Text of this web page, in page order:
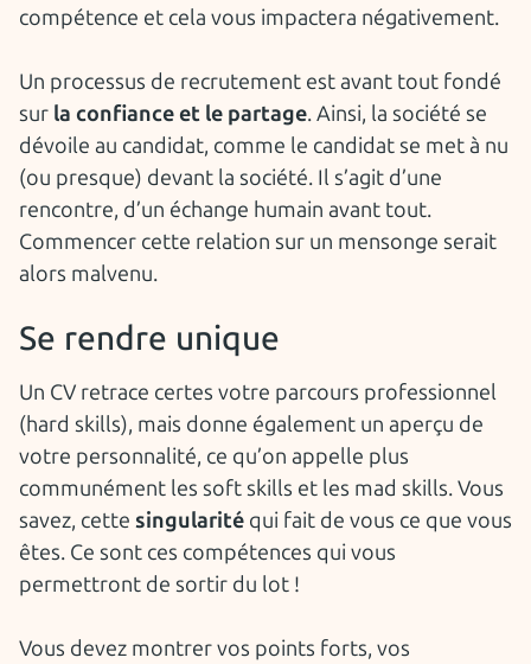
compétence et cela vous impactera négativement.
Un processus de recrutement est avant tout fondé
sur la confiance et le partage. Ainsi, la société se
dévoile au candidat, comme le candidat se met à nu
(ou presque) devant la société. Il s’agit d’une
rencontre, d’un échange humain avant tout.
Commencer cette relation sur un mensonge serait
alors malvenu.
Se rendre unique
Un CV retrace certes votre parcours professionnel
(hard skills), mais donne également un aperçu de
votre personnalité, ce qu’on appelle plus
communément les soft skills et les mad skills. Vous
savez, cette singularité qui fait de vous ce que vous
êtes. Ce sont ces compétences qui vous
permettront de sortir du lot !
Vous devez montrer vos points forts, vos